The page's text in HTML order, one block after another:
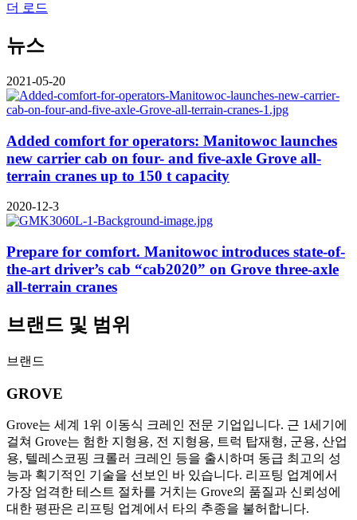
더 로드
뉴스
2021-05-20
Added comfort for operators: Manitowoc launches
new carrier cab on four- and five-axle Grove all-
terrain cranes up to 150 t capacity
2020-12-3
Prepare for comfort. Manitowoc introduces state-of-
the-art driver’s cab “cab2020” on Grove three-axle
all-terrain cranes
브랜드 및 범위
브랜드
GROVE
Grove는 세계 1위 이동식 크레인 전문 기업입니다. 근 1세기에
걸쳐 Grove는 험한 지형용, 전 지형용, 트럭 탑재형, 군용, 산업
용, 텔레스코핑 크롤러 크레인 등을 출시하며 동급 최고의 성
능과 획기적인 기술을 선보인 바 있습니다. 리프팅 업계에서
가장 엄격한 테스트 절차를 거치는 Grove의 품질과 신뢰성에
대한 평판은 리프팅 업계에서 타의 추종을 불허합니다.